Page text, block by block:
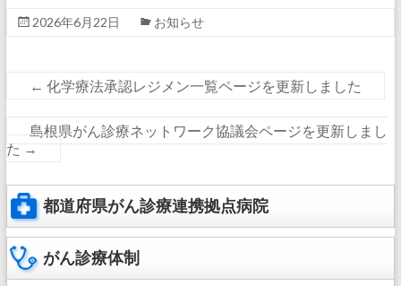
2026年6月22日 お知らせ
← 化学療法承認レジメン一覧ページを更新しました
島根県がん診療ネットワーク協議会ページを更新しまし
た →
都道府県がん診療連携拠点病院
がん診療体制